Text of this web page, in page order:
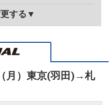
する▼
） 東京(羽田) →札